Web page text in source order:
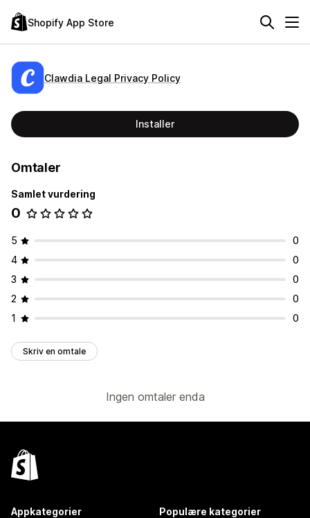
Shopify App Store
Clawdia Legal Privacy Policy
Installer
Omtaler
Samlet vurdering
0
5
0
4
0
3
0
2
0
1
0
Skriv en omtale
Ingen omtaler enda
Appkategorier Populære kategorier